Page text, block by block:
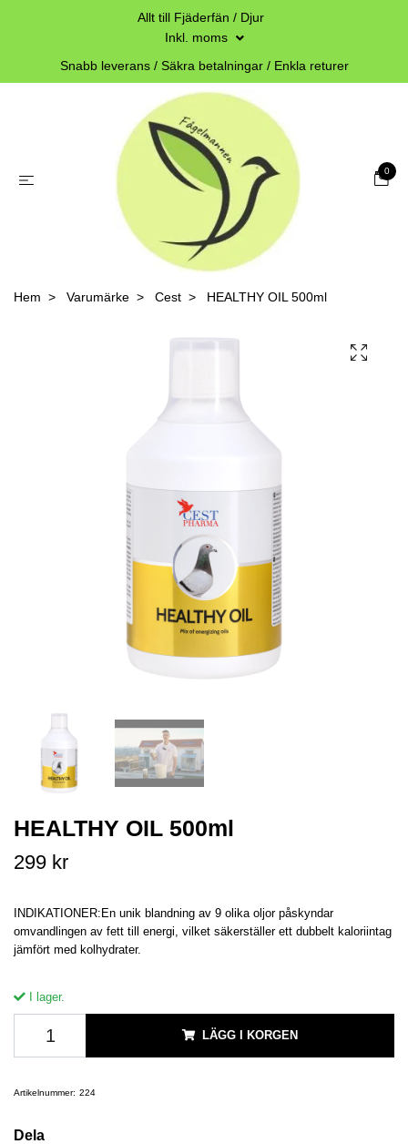
Allt till Fjäderfän / Djur
Inkl. moms
Snabb leverans / Säkra betalningar / Enkla returer
0
Hem Varumärke Cest HEALTHY OIL 500ml
HEALTHY OIL 500ml
299 kr
INDIKATIONER:En unik blandning av 9 olika oljor påskyndar
omvandlingen av fett till energi, vilket säkerställer ett dubbelt kaloriintag
jämfört med kolhydrater.
I lager.
LÄGG I KORGEN
Artikelnummer: 224
Dela